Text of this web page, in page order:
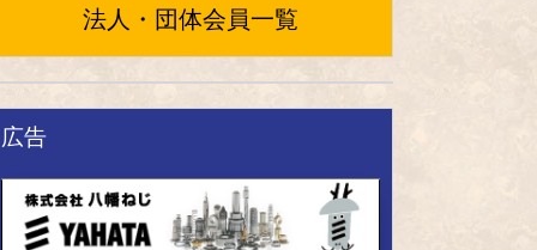
法人・団体会員一覧
広告